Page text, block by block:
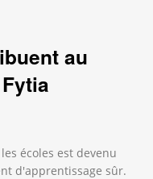
au
écoles est devenu
d'apprentissage sûr.